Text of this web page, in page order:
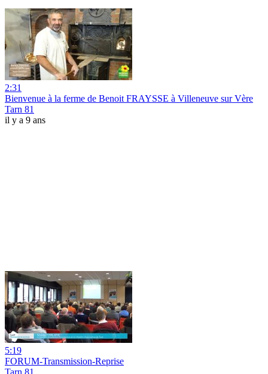
2:31
Bienvenue à la ferme de Benoit FRAYSSE à Villeneuve sur Vère
Tarn 81
il y a 9 ans
5:19
FORUM-Transmission-Reprise